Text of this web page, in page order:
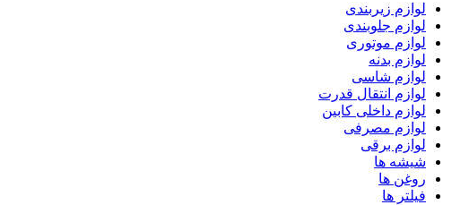
لوازم زیربندی
لوازم جلوبندی
لوازم موتوری
لوازم بدنه
لوازم شاسی
لوازم انتقال قدرت
لوازم داخلی کابین
لوازم مصرفی
لوازم برقی
شیشه ها
روغن ها
فیلتر ها